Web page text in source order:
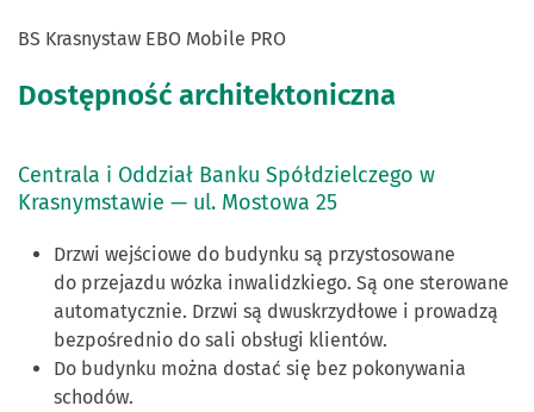
BS Krasnystaw EBO Mobile PRO
Dostępność architektoniczna
Centrala i Oddział Banku Spółdzielczego w
Krasnymstawie — ul. Mostowa 25
Drzwi wejściowe do budynku są przystosowane
do przejazdu wózka inwalidzkiego. Są one sterowane
automatycznie. Drzwi są dwuskrzydłowe i prowadzą
bezpośrednio do sali obsługi klientów.
Do budynku można dostać się bez pokonywania
schodów.